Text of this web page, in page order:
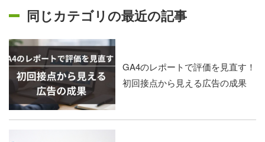
同じカテゴリの最近の記事
GA4のレポートで評価を見直す！
初回接点から見える広告の成果